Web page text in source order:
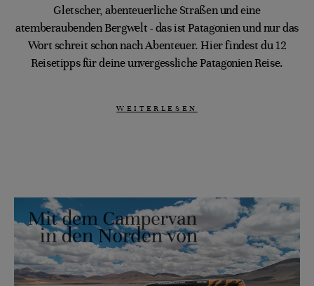
Gletscher, abenteuerliche Straßen und eine
atemberaubenden Bergwelt - das ist Patagonien und nur das
Wort schreit schon nach Abenteuer. Hier findest du 12
Reisetipps für deine unvergessliche Patagonien Reise.
WEITERLESEN